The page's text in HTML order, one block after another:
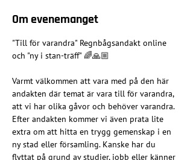
Om evenemanget
"Till för varandra" Regnbågsandakt online
och "ny i stan-träff" 🌈🙏🏼
Varmt välkommen att vara med på den här
andakten där temat är vara till för varandra,
att vi har olika gåvor och behöver varandra.
Efter andakten kommer vi även prata lite
extra om att hitta en trygg gemenskap i en
ny stad eller församling. Kanske har du
flyttat på grund av studier, jobb eller känner